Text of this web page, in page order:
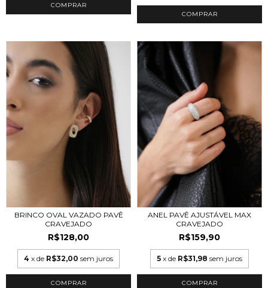
COMPRAR
COMPRAR
BRINCO OVAL VAZADO PAVÊ
CRAVEJADO
R$128,00
4 x de R$32,00 sem juros
COMPRAR
ANEL PAVÊ AJUSTÁVEL MAX
CRAVEJADO
R$159,90
5 x de R$31,98 sem juros
COMPRAR